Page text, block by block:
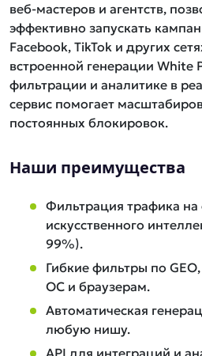
веб-мастеров и агентств,
эффективно запускать
Facebook, TikTok и других
встроенной генерации White
фильтрации и аналитике в
сервис помогает
постоянных блокировок.
Наши преимущества
Фильтрация трафика на
искусственного
99%).
Гибкие фильтры по
ОС и браузерам.
Автоматическая
любую нишу.
API для интеграций и